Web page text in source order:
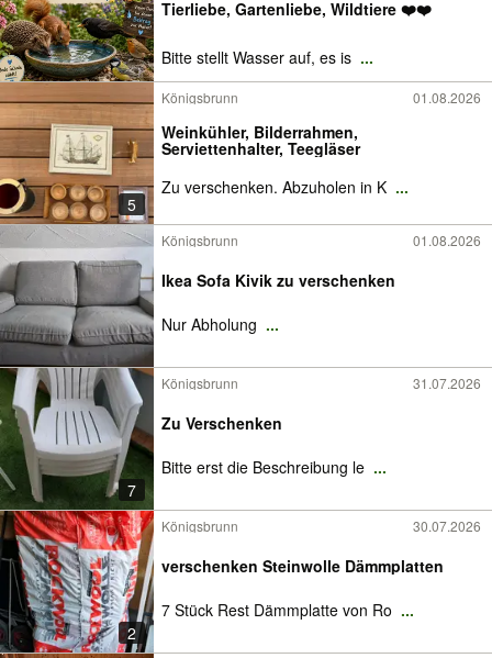
Tierliebe, Gartenliebe, Wildtiere ❤️❤️
Bitte stellt Wasser auf, es is ...
5
Königsbrunn 01.08.2026
Weinkühler, Bilderrahmen,
Serviettenhalter, Teegläser
Zu verschenken. Abzuholen in K ...
Königsbrunn 01.08.2026
Ikea Sofa Kivik zu verschenken
Nur Abholung ...
7
Königsbrunn 31.07.2026
Zu Verschenken
Bitte erst die Beschreibung le ...
2
Königsbrunn 30.07.2026
verschenken Steinwolle Dämmplatten
7 Stück Rest Dämmplatte von Ro ...